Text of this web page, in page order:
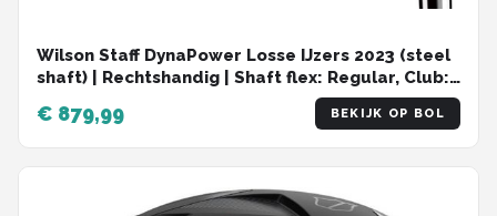
Wilson Staff DynaPower Losse IJzers 2023 (steel
shaft) | Rechtshandig | Shaft flex: Regular, Club:
Gap Wedge (GW) | Rechtshandig | | Shaft flex:
Regular, Club: Gap Wedge (GW)
€ 879,99 BEKIJK OP BOL